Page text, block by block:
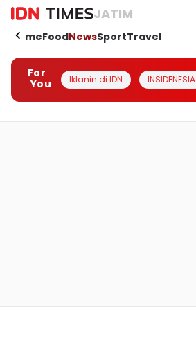
JATIM
HomeFoodNewsSportTravel
For
You
Iklanin di IDN INSIDENESIA